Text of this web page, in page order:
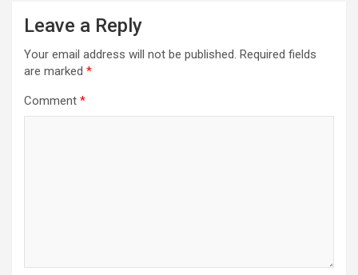
Leave a Reply
Your email address will not be published. Required fields
are marked *
Comment *